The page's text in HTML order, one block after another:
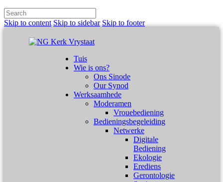
Skip to content Skip to sidebar Skip to footer
Tuis
Wie is ons?
Ons Sinode
Our Synod
Werksaamhede
Moderamen
Vrouebediening
Bedieningsbegeleiding
Netwerke
Digitale
Bediening
Ekologie
Erediens
Gerontologie